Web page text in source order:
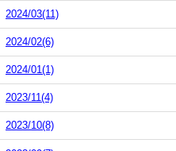
2024/03(11)
2024/02(6)
2024/01(1)
2023/11(4)
2023/10(8)